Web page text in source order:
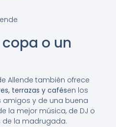
copa o un
Allende también ofrece
terrazas y cafésen los
y de una buena
la mejor música, de DJ o
de la madrugada.